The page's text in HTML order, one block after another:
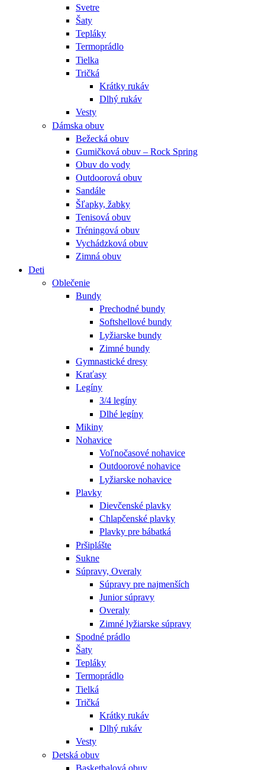
Svetre
Šaty
Tepláky
Termoprádlo
Tielka
Tričká
Krátky rukáv
Dlhý rukáv
Vesty
Dámska obuv
Bežecká obuv
Gumičková obuv – Rock Spring
Obuv do vody
Outdoorová obuv
Sandále
Šľapky, žabky
Tenisová obuv
Tréningová obuv
Vychádzková obuv
Zimná obuv
Deti
Oblečenie
Bundy
Prechodné bundy
Softshellové bundy
Lyžiarske bundy
Zimné bundy
Gymnastické dresy
Kraťasy
Legíny
3/4 legíny
Dlhé legíny
Mikiny
Nohavice
Voľnočasové nohavice
Outdoorové nohavice
Lyžiarske nohavice
Plavky
Dievčenské plavky
Chlapčenské plavky
Plavky pre bábatká
Pršiplášte
Sukne
Súpravy, Overaly
Súpravy pre najmenších
Junior súpravy
Overaly
Zimné lyžiarske súpravy
Spodné prádlo
Šaty
Tepláky
Termoprádlo
Tielká
Tričká
Krátky rukáv
Dlhý rukáv
Vesty
Detská obuv
Basketbalová obuv